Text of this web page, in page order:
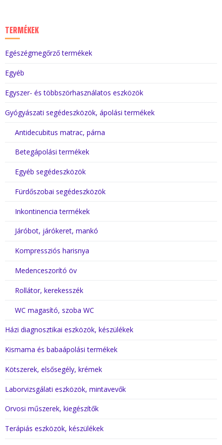
TERMÉKEK
Egészégmegőrző termékek
Egyéb
Egyszer- és többszörhasználatos eszközök
Gyógyászati segédeszközök, ápolási termékek
Antidecubitus matrac, párna
Betegápolási termékek
Egyéb segédeszközök
Fürdőszobai segédeszközök
Inkontinencia termékek
Járóbot, járókeret, mankó
Kompressziós harisnya
Medenceszorító öv
Rollátor, kerekesszék
WC magasító, szoba WC
Házi diagnosztikai eszközök, készülékek
Kismama és babaápolási termékek
Kötszerek, elsősegély, krémek
Laborvizsgálati eszközök, mintavevők
Orvosi műszerek, kiegészítők
Terápiás eszközök, készülékek